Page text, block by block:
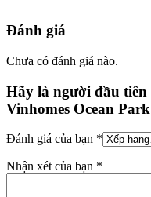
Đánh giá
Chưa có đánh giá nào.
Hãy là người đầu
Vinhomes Ocean
Đánh giá của bạn *
Nhận xét của bạn *